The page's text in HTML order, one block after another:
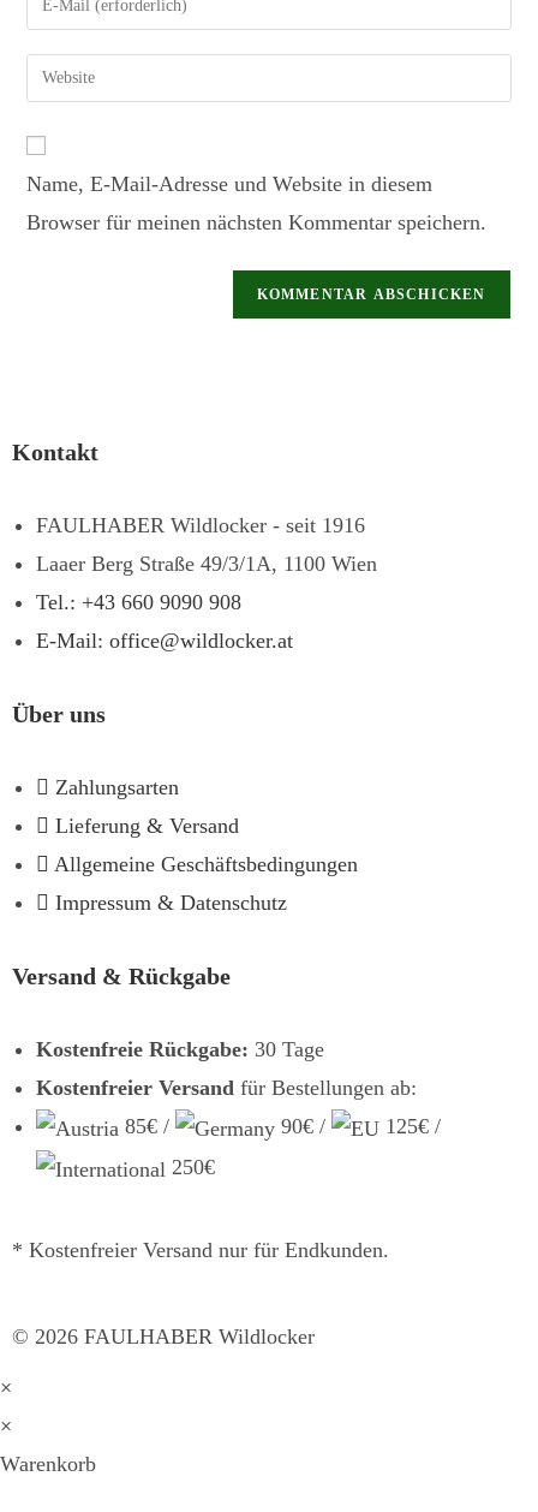
Name, E-Mail-Adresse und Website in diesem
Browser für meinen nächsten Kommentar speichern.
Kontakt
FAULHABER Wildlocker - seit 1916
Laaer Berg Straße 49/3/1A, 1100 Wien
Tel.: +43 660 9090 908
E-Mail: office@wildlocker.at
Über uns
Zahlungsarten
Lieferung & Versand
Allgemeine Geschäftsbedingungen
Impressum & Datenschutz
Versand & Rückgabe
Kostenfreie Rückgabe: 30 Tage
Kostenfreier Versand für Bestellungen ab:
85€ /
90€ /
125€ /
250€
* Kostenfreier Versand nur für Endkunden.
© 2026 FAULHABER Wildlocker
×
×
Warenkorb